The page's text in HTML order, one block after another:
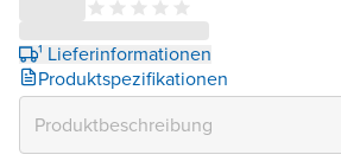
¹ Lieferinformationen
Produktspezifikationen